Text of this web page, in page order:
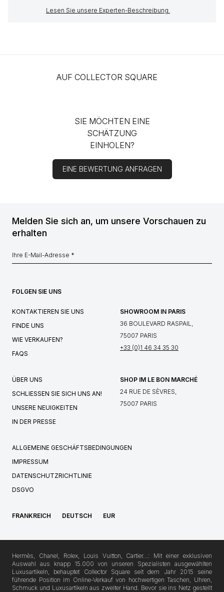
Lesen Sie unsere Experten-Beschreibung
AUF COLLECTOR SQUARE
SIE MÖCHTEN EINE
SCHÄTZUNG
EINHOLEN?
EINE BEWERTUNG ANFRAGEN
Melden Sie sich an, um unsere Vorschauen zu
erhalten
FOLGEN SIE UNS
KONTAKTIEREN SIE UNS
FINDE UNS
WIE VERKAUFEN?
FAQS
SHOWROOM IN PARIS
36 BOULEVARD RASPAIL,
75007 PARIS
+33 (0)1 46 34 35 30
ÜBER UNS
SCHLIESSEN SIE SICH UNS AN!
UNSERE NEUIGKEITEN
IN DER PRESSE
SHOP IM LE BON MARCHÉ
24 RUE DE SÈVRES,
75007 PARIS
ALLGEMEINE GESCHÄFTSBEDINGUNGEN
IMPRESSUM
DATENSCHUTZRICHTLINIE
DSGVO
FRANKREICH DEUTSCH EUR
Hermès, Chanel, Rolex, Louis Vuitton, Cartier…: Mit einer exklusiven
Auswahl aus knapp 15.000 von unseren Spezialisten ausgewählten
Luxusartikeln, behauptet Collector Square seit dem Jahr 2015 seine
führende Position im Online-Verkauf von hochwertigen Taschen, Uhren,
Schmuck und Luxusartikeln aus zweiter Hand. Bevor sie ins Netz gestellt